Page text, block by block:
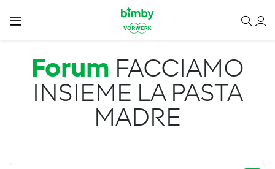
Salta al contenuto principale
Forum FACCIAMO
INSIEME LA PASTA
MADRE